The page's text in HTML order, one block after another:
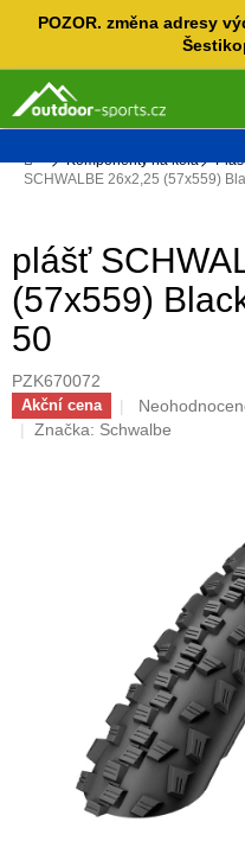
POZOR. změna adresy
Domů
Komponenty na kola
SCHWALBE 26x2,25 (57x559)
plášť
(57x559)
50
PZK670072
Akční cena
Průměrné
hodnocení
Značka: Schwalbe